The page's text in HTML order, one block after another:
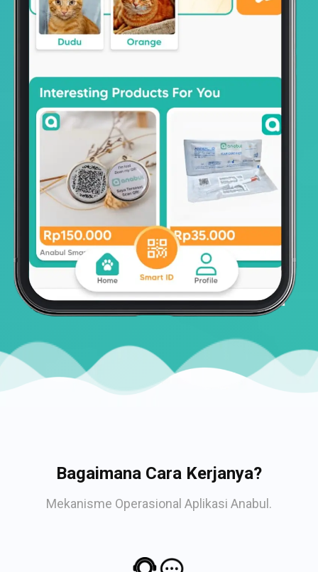
Bagaimana Cara Kerjanya?
Mekanisme Operasional Aplikasi Anabul.